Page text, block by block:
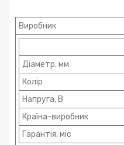
Виробник
Діаметр, мм
Колір
Напруга, В
Країна-виробник
Гарантія, міс